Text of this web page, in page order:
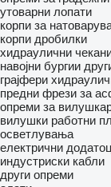
утоварни лопати
корпи за
корпи дробилки
хидраулични
навојни бургии
грајфери
предни фрези за
опреми за
вилушки работни
осветлувања
електрични
индустриски кабли
други опреми